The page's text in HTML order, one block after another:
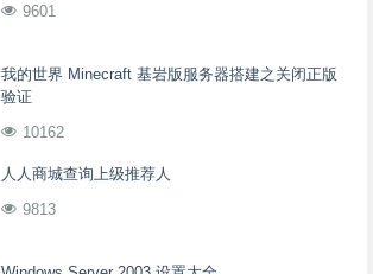
9601
我的世界 Minecraft 基岩版服务器搭建之关闭正版
验证
10162
人人商城查询上级推荐人
9813